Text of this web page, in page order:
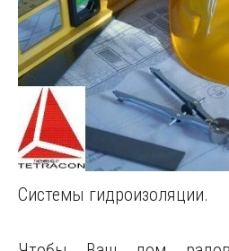
Системы гидроизоляции.